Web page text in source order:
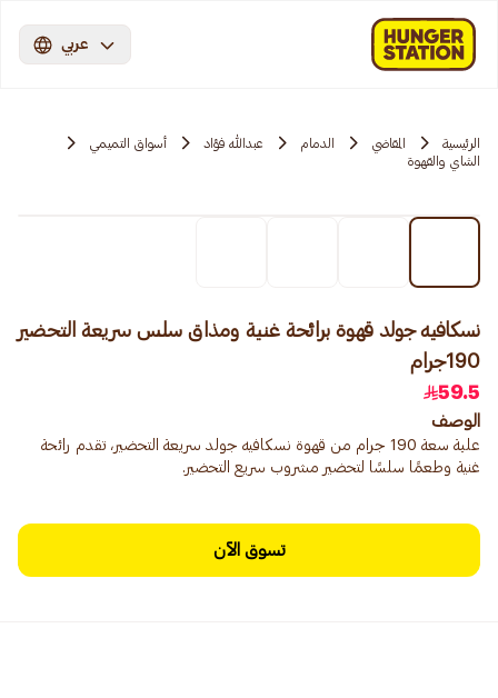
عربي
الرئيسية المقاضي الدمام عبدالله فؤاد
أسواق التميمي
الشاي والقهوة
نسكافيه جولد قهوة برائحة غنية ومذاق سلس سريعة التحضير
190جرام
59.5
الوصف
علبة سعة 190 جرام من قهوة نسكافيه جولد سريعة التحضير، تقدم رائحة
غنية وطعمًا سلسًا لتحضير مشروب سريع التحضير.
تسوق الآن